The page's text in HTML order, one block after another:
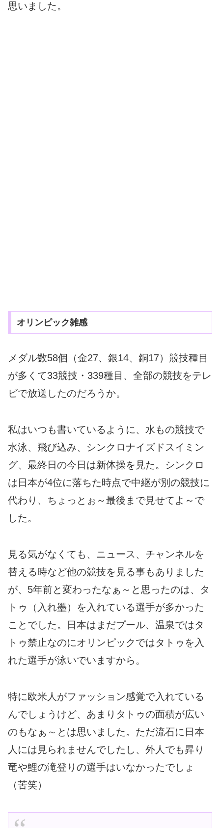
思いました。
オリンピック雑感
メダル数58個（金27、銀14、銅17）競技種目
が多くて33競技・339種目、全部の競技をテレ
ビで放送したのだろうか。
私はいつも書いているように、水もの競技で
水泳、飛び込み、シンクロナイズドスイミン
グ、最終日の今日は新体操を見た。シンクロ
は日本が4位に落ちた時点で中継が別の競技に
代わり、ちょっとぉ～最後まで見せてよ～で
した。
見る気がなくても、ニュース、チャンネルを
替える時など他の競技を見る事もありました
が、5年前と変わったなぁ～と思ったのは、タ
トゥ（入れ墨）を入れている選手が多かった
ことでした。日本はまだプール、温泉ではタ
トゥ禁止なのにオリンピックではタトゥを入
れた選手が泳いでいますから。
特に欧米人がファッション感覚で入れている
んでしょうけど、あまりタトゥの面積が広い
のもなぁ～とは思いました。ただ流石に日本
人には見られませんでしたし、外人でも昇り
竜や鯉の滝登りの選手はいなかったでしょ
（苦笑）